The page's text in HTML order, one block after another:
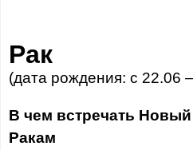
Рак
(дата рождения: с 22.06
В чем встречать
Ракам